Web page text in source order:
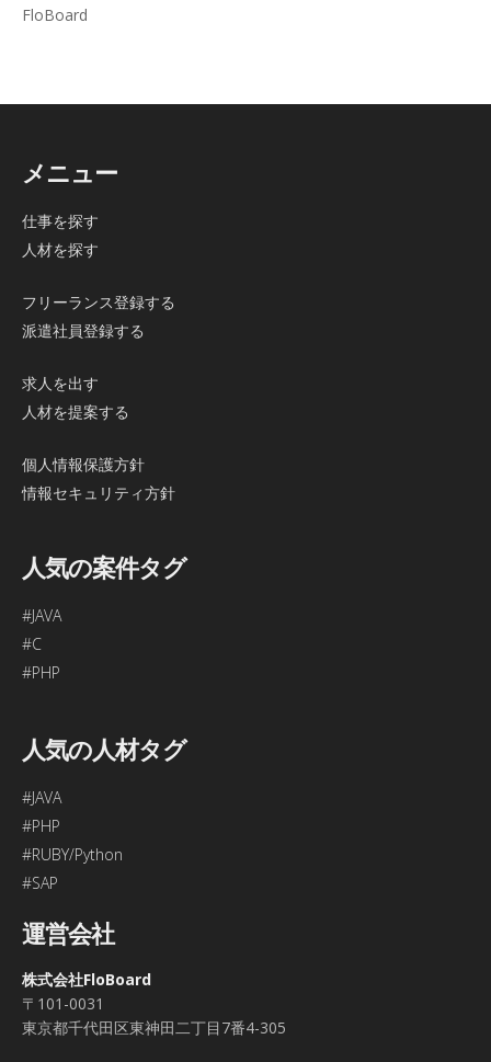
FloBoard
メニュー
仕事を探す
人材を探す
フリーランス登録する
派遣社員登録する
求人を出す
人材を提案する
個人情報保護方針
情報セキュリティ方針
人気の案件タグ
#JAVA
#C
#PHP
人気の人材タグ
#JAVA
#PHP
#RUBY/Python
#SAP
運営会社
株式会社FloBoard
〒101-0031
東京都千代田区東神田二丁目7番4-305